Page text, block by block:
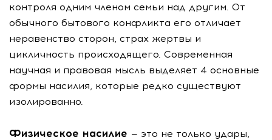
контроля одним членом семьи над другим. От
обычного бытового конфликта его отличает
неравенство сторон, страх жертвы и
цикличность происходящего. Современная
научная и правовая мысль выделяет 4 основные
формы насилия, которые редко существуют
изолированно.
Физическое насилие — это не только удары,